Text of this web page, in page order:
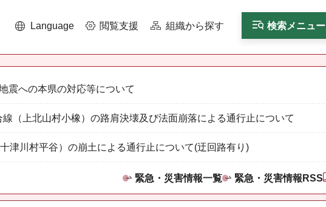
Language 閲覧支援 組織から探す 検索メニュー
震への本県の対応等について
線（上北山村小橡）の路肩決壊及び法面崩落による通行止について
津川村平谷）の崩土による通行止について(迂回路有り)
緊急・災害情報一覧 緊急・災害情報RSS